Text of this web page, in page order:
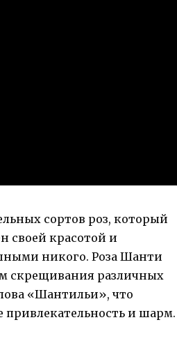
сортов роз, который
своей красотой и
никого. Роза Шанти
скрещивания различных
«Шантильи», что
привлекательность и шарм.